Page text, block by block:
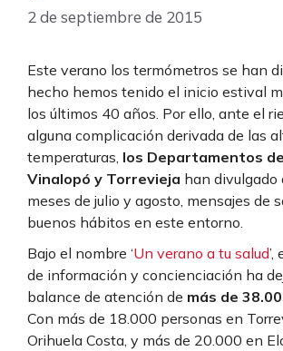
2 de septiembre de 2015
Este verano los termómetros se han
hecho hemos tenido el inicio estival
los últimos 40 años. Por ello, ante el
alguna complicación derivada de las
temperaturas, los Departamentos
Vinalopó y Torrevieja han divulgado
meses de julio y agosto, mensajes de
buenos hábitos en este entorno.
Bajo el nombre ‘Un verano a tu salud
de información y concienciación ha
balance de atención de más de
Con más de 18.000 personas en
Orihuela Costa, y más de 20.000 en